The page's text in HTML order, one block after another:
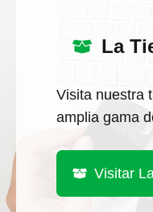
La
Visita nuestra
amplia gama
Visitar